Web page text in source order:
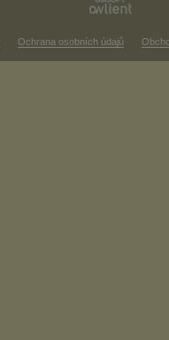
Ochrana osobních údajů